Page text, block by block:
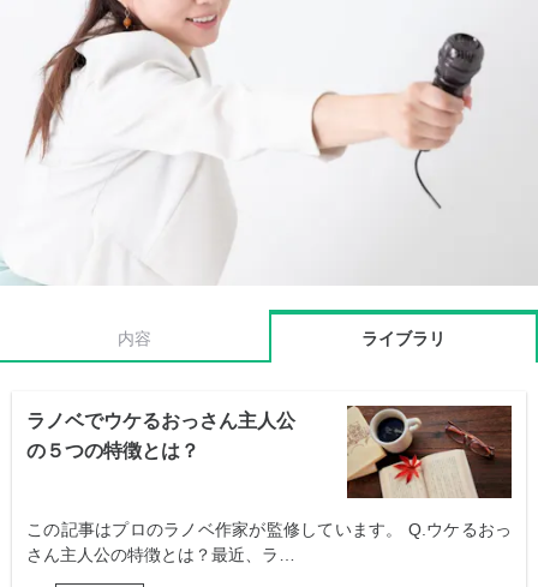
内容 ライブラリ
ラノベでウケるおっさん主人公
の５つの特徴とは？
この記事はプロのラノベ作家が監修しています。 Q.ウケるおっ
さん主人公の特徴とは？最近、ラ…